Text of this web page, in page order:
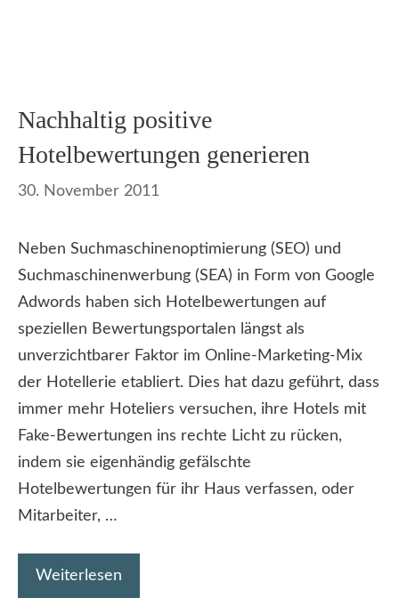
Nachhaltig positive
Hotelbewertungen generieren
30. November 2011
Neben Suchmaschinenoptimierung (SEO) und
Suchmaschinenwerbung (SEA) in Form von Google
Adwords haben sich Hotelbewertungen auf
speziellen Bewertungsportalen längst als
unverzichtbarer Faktor im Online-Marketing-Mix
der Hotellerie etabliert. Dies hat dazu geführt, dass
immer mehr Hoteliers versuchen, ihre Hotels mit
Fake-Bewertungen ins rechte Licht zu rücken,
indem sie eigenhändig gefälschte
Hotelbewertungen für ihr Haus verfassen, oder
Mitarbeiter, …
Weiterlesen